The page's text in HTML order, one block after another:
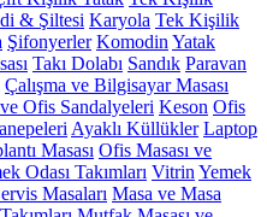
& Şiltesi Karyola Tek Kişilik
Şifonyerler Komodin Yatak
Takı Dolabı Sandık Paravan
Çalışma ve Bilgisayar Masası
Ofis Sandalyeleri Keson Ofis
Ayaklı Küllükler Laptop
Masası Ofis Masası ve
Odası Takımları Vitrin Yemek
Masaları Masa ve Masa